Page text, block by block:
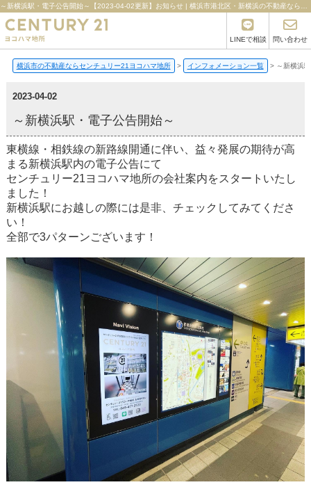
LINEで相談 問い合わせ
横浜市の不動産ならセンチュリー21ヨコハマ地所 > インフォメーション一覧 > ～新横浜
2023-04-02
～新横浜駅・電子公告開始～
東横線・相鉄線の新路線開通に伴い、益々発展の期待が高
まる新横浜駅内の電子公告にて
センチュリー21ヨコハマ地所の会社案内をスタートいたし
ました！
新横浜駅にお越しの際には是非、チェックしてみてくださ
い！
全部で3パターンございます！